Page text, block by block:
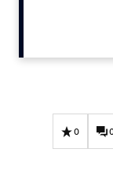
Effectiviteit
Gedragsverandering
0